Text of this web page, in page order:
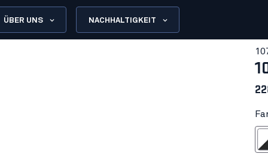
ÜBER UNS NACHHALTIGKEIT
Weiß/